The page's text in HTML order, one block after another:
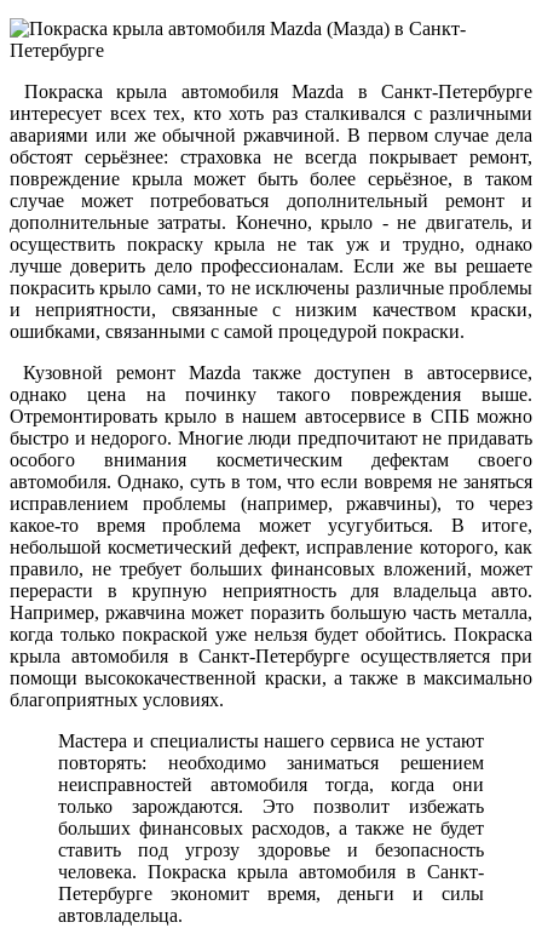
Покраска крыла автомобиля Mazda в Санкт-Петербурге
интересует всех тех, кто хоть раз сталкивался с различными
авариями или же обычной ржавчиной. В первом случае дела
обстоят серьёзнее: страховка не всегда покрывает ремонт,
повреждение крыла может быть более серьёзное, в таком
случае может потребоваться дополнительный ремонт и
дополнительные затраты. Конечно, крыло - не двигатель, и
осуществить покраску крыла не так уж и трудно, однако
лучше доверить дело профессионалам. Если же вы решаете
покрасить крыло сами, то не исключены различные проблемы
и неприятности, связанные с низким качеством краски,
ошибками, связанными с самой процедурой покраски.
Кузовной ремонт Mazda также доступен в автосервисе,
однако цена на починку такого повреждения выше.
Отремонтировать крыло в нашем автосервисе в СПБ можно
быстро и недорого. Многие люди предпочитают не придавать
особого внимания косметическим дефектам своего
автомобиля. Однако, суть в том, что если вовремя не заняться
исправлением проблемы (например, ржавчины), то через
какое-то время проблема может усугубиться. В итоге,
небольшой косметический дефект, исправление которого, как
правило, не требует больших финансовых вложений, может
перерасти в крупную неприятность для владельца авто.
Например, ржавчина может поразить большую часть металла,
когда только покраской уже нельзя будет обойтись. Покраска
крыла автомобиля в Санкт-Петербурге осуществляется при
помощи высококачественной краски, а также в максимально
благоприятных условиях.
Мастера и специалисты нашего сервиса не устают
повторять: необходимо заниматься решением
неисправностей автомобиля тогда, когда они
только зарождаются. Это позволит избежать
больших финансовых расходов, а также не будет
ставить под угрозу здоровье и безопасность
человека. Покраска крыла автомобиля в Санкт-
Петербурге экономит время, деньги и силы
автовладельца.